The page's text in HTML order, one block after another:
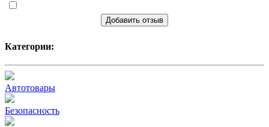
Добавить отзыв
Категории:
Автотовары
Безопасность